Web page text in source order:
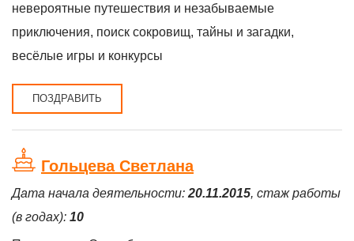
невероятные путешествия и незабываемые
приключения, поиск сокровищ, тайны и загадки,
весёлые игры и конкурсы
ПОЗДРАВИТЬ
Гольцева Светлана
Дата начала деятельности: 20.11.2015, стаж работы
(в годах): 10